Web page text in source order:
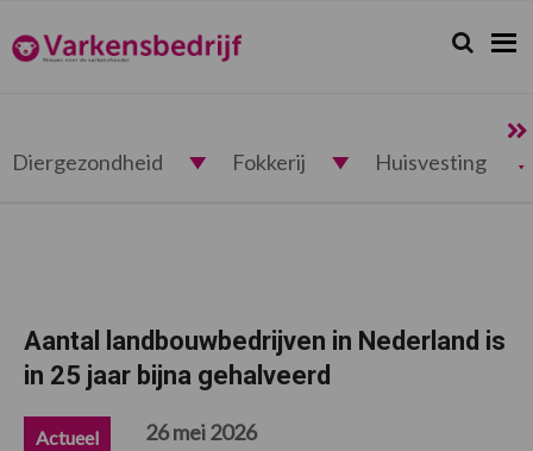
de
hoofdnavigatie
de
hoofd
de
eerste
de
voettekst
Varkensbedrijf.nl Zoeken...
Zoek
Diergezondheid Fokkerij Huisvesting
Aantal landbouwbedrijven in Nederland is
in 25 jaar bijna gehalveerd
Actueel 26 mei 2026